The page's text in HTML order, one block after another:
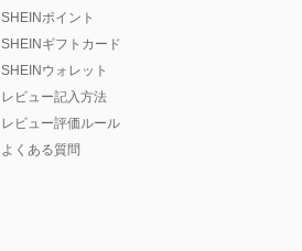
SHEINポイント
SHEINギフトカード
SHEINウォレット
レビュー記入方法
レビュー評価ルール
よくある質問